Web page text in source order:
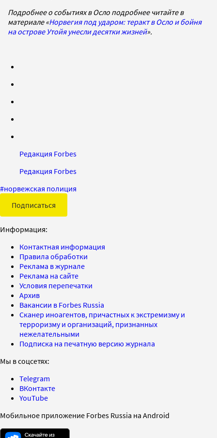
Подробнее о событиях в Осло подробнее читайте в
материале «Норвегия под ударом: теракт в Осло и бойня
на острове Утойя унесли десятки жизней».
Редакция Forbes
Редакция Forbes
#норвежская полиция
Подписаться
Информация:
Контактная информация
Правила обработки
Реклама в журнале
Реклама на сайте
Условия перепечатки
Архив
Вакансии в Forbes Russia
Сканер иноагентов, причастных к экстремизму и
терроризму и организаций, признанных
нежелательными
Подписка на печатную версию журнала
Мы в соцсетях:
Telegram
ВКонтакте
YouTube
Мобильное приложение Forbes Russia на Android